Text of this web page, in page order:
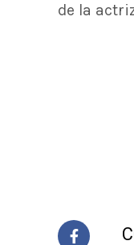
de la